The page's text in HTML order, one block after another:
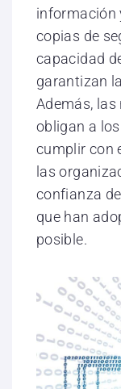
información
copias de
capacidad
garantizan
Además,
obligan a
cumplir con
las
confianza
que han
posible.